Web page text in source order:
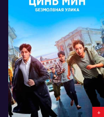
9113
8 7
+